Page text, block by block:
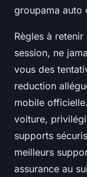
groupama auto
Règles à
session, ne
vous des
reduction
mobile
voiture,
supports
meilleurs
assurance au